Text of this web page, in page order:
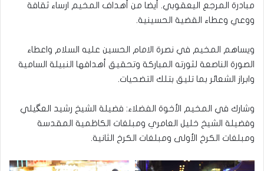
مبادرة المرجع اليعقوبي. أيضا من أهداف المخيم ارساء ثقافة
ووعي وعطاء القضية الحسينية.
ويساهم المخيم في نصرة الامام الحسين عليه السلام واعطاء
الصورة الناصعة لثورته المباركة وتحقيق أهدافها النبيلة السامية
وابراز الشعائر بما تليق بتلك التضحيات.
وشارك في المخيم الأخوة الفضلاء: فضيلة الشيخ رشيد العگيلي
وفضيلة الشيخ خليل العامري ومبلغات الكاظمية المقدسة
ومبلغات الكرخ الأولى ومبلغات الكرخ الثانية.